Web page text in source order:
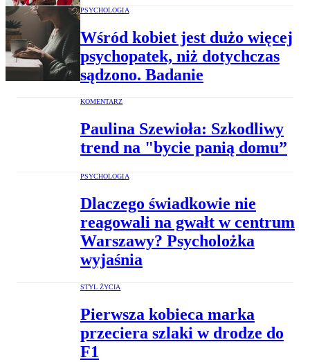
PSYCHOLOGIA
Wśród kobiet jest dużo więcej
psychopatek, niż dotychczas
sądzono. Badanie
KOMENTARZ
Paulina Szewioła: Szkodliwy
trend na "bycie panią domu”
PSYCHOLOGIA
Dlaczego świadkowie nie
reagowali na gwałt w centrum
Warszawy? Psycholożka
wyjaśnia
STYL ŻYCIA
Pierwsza kobieca marka
przeciera szlaki w drodze do
F1